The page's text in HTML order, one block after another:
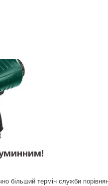
більший термін служби